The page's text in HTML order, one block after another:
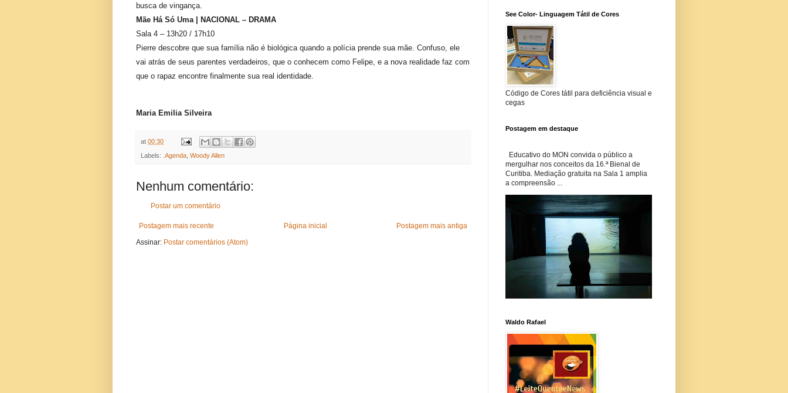
busca de vingança.
Mãe Há Só Uma | NACIONAL – DRAMA
Sala 4 – 13h20 / 17h10
Pierre descobre que sua família não é biológica quando a polícia prende sua mãe. Confuso, ele
vai atrás de seus parentes verdadeiros, que o conhecem como Felipe, e a nova realidade faz com
que o rapaz encontre finalmente sua real identidade.
Maria Emilia Silveira
at 00:30
Labels: .Agenda Woody Allen
Nenhum comentário:
Postar um comentário
Postagem mais recente Postagem mais antiga
Página inicial
Assinar: Postar comentários (Atom)
See Color- Linguagem Tátil de Cores
Código de Cores tátil para deficiência visual e
cegas
Postagem em destaque
Educativo do MON convida o público a
mergulhar nos conceitos da 16.ª Bienal de
Curitiba. Mediação gratuita na Sala 1 amplia
a compreensão ...
Waldo Rafael